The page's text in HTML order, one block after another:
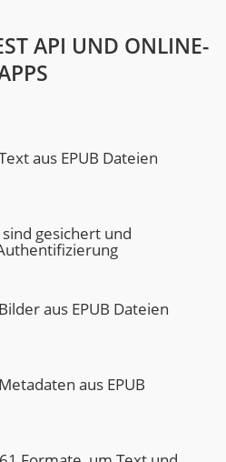
API UND ONLINE-
aus EPUB Dateien
sind gesichert und
aus EPUB Dateien
aus EPUB